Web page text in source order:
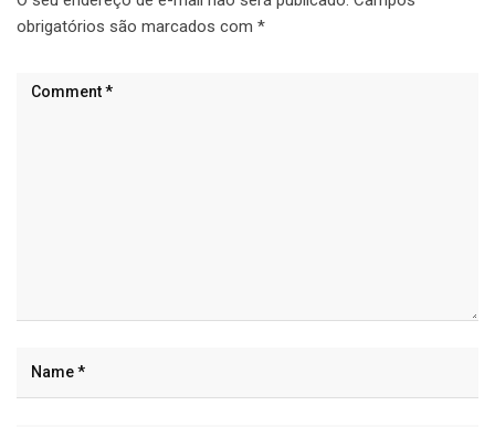
obrigatórios são marcados com *